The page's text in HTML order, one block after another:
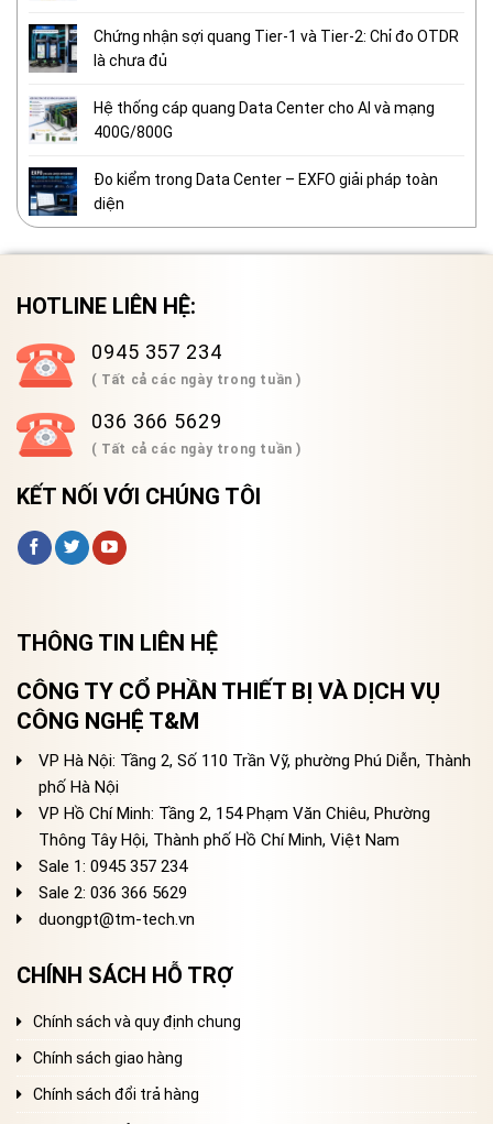
Chứng nhận sợi quang Tier-1 và Tier-2: Chỉ đo OTDR
là chưa đủ
Hệ thống cáp quang Data Center cho AI và mạng
400G/800G
Đo kiểm trong Data Center – EXFO giải pháp toàn
diện
HOTLINE LIÊN HỆ:
0945 357 234
( Tất cả các ngày trong tuần )
036 366 5629
( Tất cả các ngày trong tuần )
KẾT NỐI VỚI CHÚNG TÔI
THÔNG TIN LIÊN HỆ
CÔNG TY CỔ PHẦN THIẾT BỊ VÀ DỊCH VỤ
CÔNG NGHỆ T&M
VP Hà Nội: Tầng 2, Số 110 Trần Vỹ, phường Phú Diễn, Thành
phố Hà Nội
VP Hồ Chí Minh: Tầng 2, 154 Phạm Văn Chiêu, Phường
Thông Tây Hội, Thành phố Hồ Chí Minh, Việt Nam
Sale 1: 0945 357 234
Sale 2: 036 366 5629
duongpt@tm-tech.vn
CHÍNH SÁCH HỖ TRỢ
Chính sách và quy định chung
Chính sách giao hàng
Chính sách đổi trả hàng